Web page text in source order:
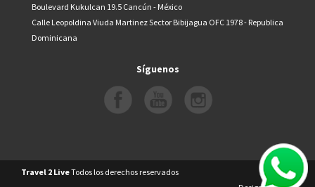
Boulevard Kukulcan 19.5 Cancún - México
Calle Leopoldina Viuda Martinez Sector Bibijagua OFC 1978 - Republica
Dominicana
Síguenos
Travel 2 LiveTodos los derechos reservados